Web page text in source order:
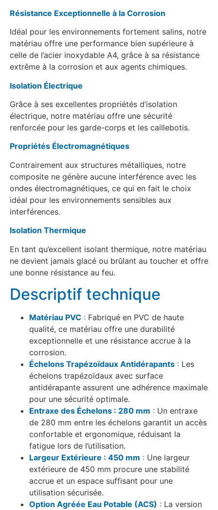
Résistance Exceptionnelle à la Corrosion
Idéal pour les environnements fortement salins, notre
matériau offre une performance bien supérieure à
celle de l’acier inoxydable A4, grâce à sa résistance
extrême à la corrosion et aux agents chimiques.
Isolation Électrique
Grâce à ses excellentes propriétés d’isolation
électrique, notre matériau offre une sécurité
renforcée pour les garde-corps et les caillebotis.
Propriétés Électromagnétiques
Contrairement aux structures métalliques, notre
composite ne génère aucune interférence avec les
ondes électromagnétiques, ce qui en fait le choix
idéal pour les environnements sensibles aux
interférences.
Isolation Thermique
En tant qu’excellent isolant thermique, notre matériau
ne devient jamais glacé ou brûlant au toucher et offre
une bonne résistance au feu.
Descriptif technique
Matériau PVC : Fabriqué en PVC de haute
qualité, ce matériau offre une durabilité
exceptionnelle et une résistance accrue à la
corrosion.
Échelons Trapézoïdaux Antidérapants : Les
échelons trapézoïdaux avec surface
antidérapante assurent une adhérence maximale
pour une sécurité optimale.
Entraxe des Échelons : 280 mm : Un entraxe
de 280 mm entre les échelons garantit un accès
confortable et ergonomique, réduisant la
fatigue lors de l’utilisation.
Largeur Extérieure : 450 mm : Une largeur
extérieure de 450 mm procure une stabilité
accrue et un espace suffisant pour une
utilisation sécurisée.
Option Agréée Eau Potable (ACS) : La version